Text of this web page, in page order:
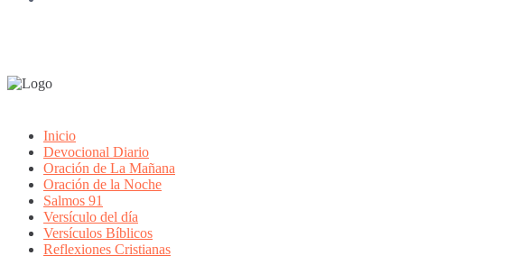
Inicio
Devocional Diario
Oración de La Mañana
Oración de la Noche
Salmos 91
Versículo del día
Versículos Bíblicos
Reflexiones Cristianas